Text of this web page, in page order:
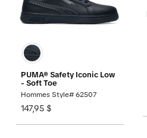
PUMA® Safety Iconic Low
- Soft Toe
Hommes Style# 62507
147,95 $